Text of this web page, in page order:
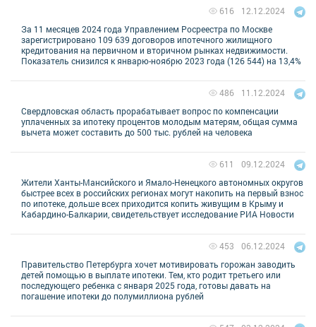
За 11 месяцев 2024 года Управлением Росреестра по Москве
зарегистрировано 109 639 договоров ипотечного жилищного
кредитования на первичном и вторичном рынках недвижимости.
Показатель снизился к январю-ноябрю 2023 года (126 544) на 13,4%
12.12.2024
616
Свердловская область прорабатывает вопрос по компенсации
уплаченных за ипотеку процентов молодым матерям, общая сумма
вычета может составить до 500 тыс. рублей на человека
11.12.2024
486
Жители Ханты-Мансийского и Ямало-Ненецкого автономных округов
быстрее всех в российских регионах могут накопить на первый взнос
по ипотеке, дольше всех приходится копить живущим в Крыму и
Кабардино-Балкарии, свидетельствует исследование РИА Новости
09.12.2024
611
Правительство Петербурга хочет мотивировать горожан заводить
детей помощью в выплате ипотеки. Тем, кто родит третьего или
последующего ребенка с января 2025 года, готовы давать на
погашение ипотеки до полумиллиона рублей
06.12.2024
453